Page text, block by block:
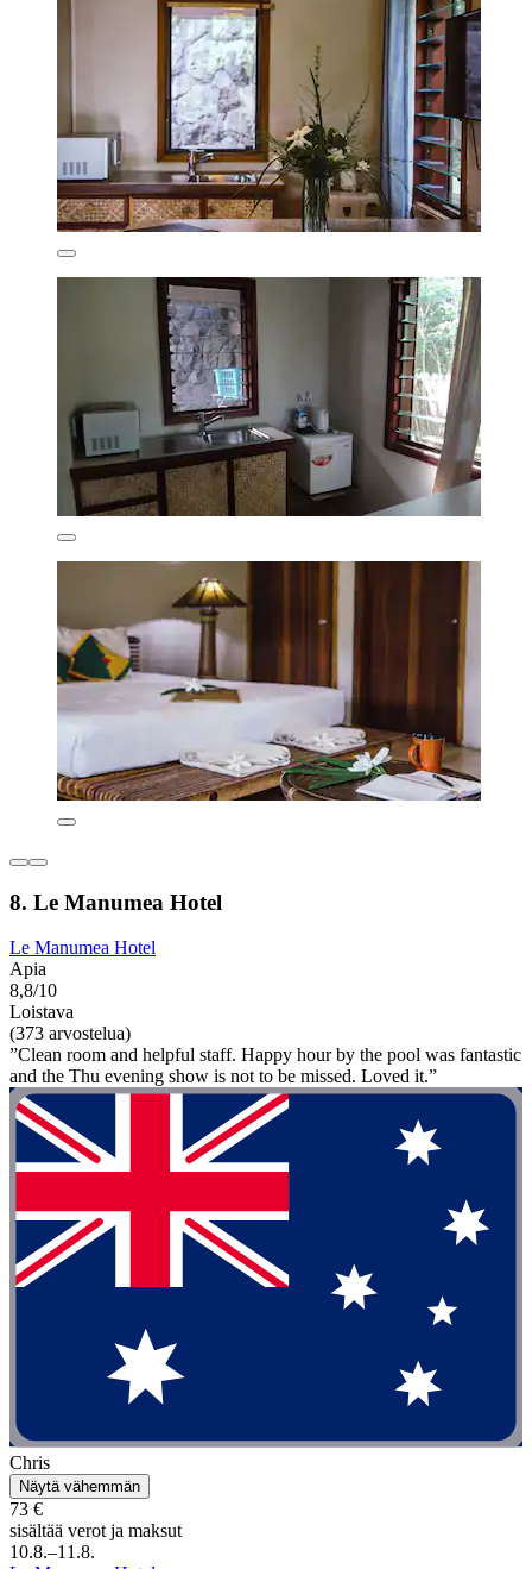
8. Le Manumea Hotel
Le Manumea Hotel
Apia
8,8/10
Loistava
(373 arvostelua)
”Clean room and helpful staff. Happy hour by the pool was fantastic
and the Thu evening show is not to be missed. Loved it.”
Chris
Näytä vähemmän
73 €
sisältää verot ja maksut
10.8.–11.8.